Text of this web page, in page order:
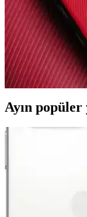
iPhone 13 Pro
Güncel Trendler
iPhone 13 Pro Max
kalitesi önemli.
kullanın.
Ayın popüler